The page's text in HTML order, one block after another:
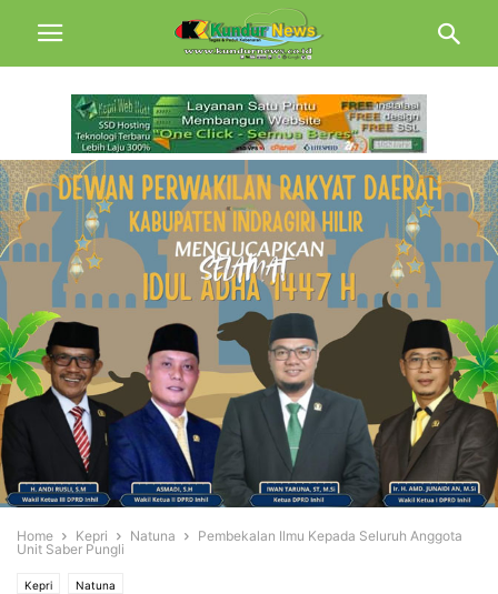
Home Kepri Natuna
Pembekalan Ilmu Kepada Seluruh Anggota
Unit Saber Pungli
Kepri Natuna